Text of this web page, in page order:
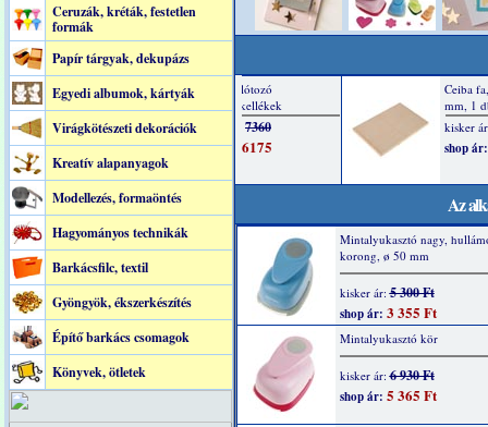
Ceruzák, kréták, festetlen
formák
Papír tárgyak, dekupázs
Egyedi albumok, kártyák
Virágkötészeti dekorációk
Kreatív alapanyagok
Modellezés, formaöntés
Hagyományos technikák
Barkácsfilc, textil
Gyöngyök, ékszerkészítés
Építő barkács csomagok
Könyvek, ötletek
Az
Mintalyukasztó nagy,
korong, ø 50 mm
kisker ár:5 300 Ft
shop ár: 3 355 Ft
Mintalyukasztó kör
kisker ár:6 930 Ft
shop ár: 5 365 Ft